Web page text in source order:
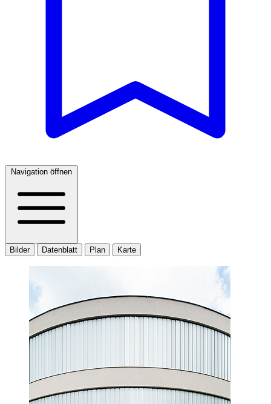
Navigation öffnen
Bilder Datenblatt Plan Karte